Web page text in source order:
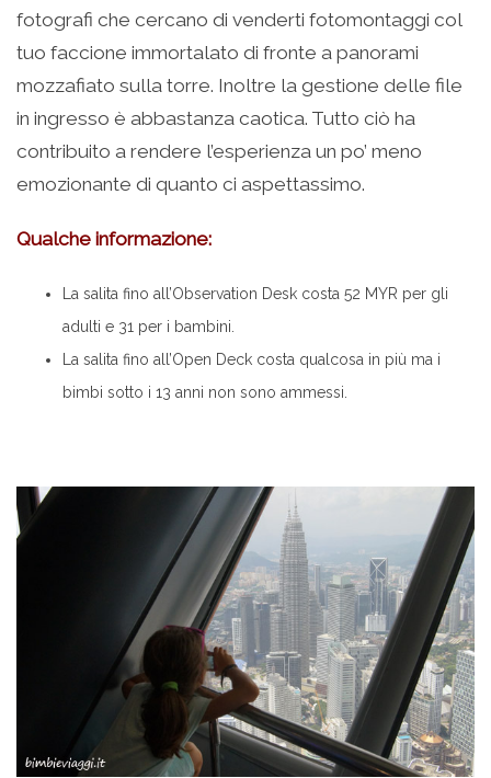
fotografi che cercano di venderti fotomontaggi col
tuo faccione immortalato di fronte a panorami
mozzafiato sulla torre. Inoltre la gestione delle file
in ingresso è abbastanza caotica. Tutto ciò ha
contribuito a rendere l’esperienza un po’ meno
emozionante di quanto ci aspettassimo.
Qualche informazione:
La salita fino all’Observation Desk costa 52 MYR per gli
adulti e 31 per i bambini.
La salita fino all’Open Deck costa qualcosa in più ma i
bimbi sotto i 13 anni non sono ammessi.